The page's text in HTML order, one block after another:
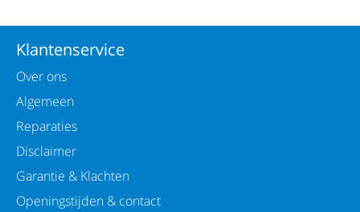
Klantenservice
Over ons
Algemeen
Reparaties
Disclaimer
Garantie & Klachten
Openingstijden & contact